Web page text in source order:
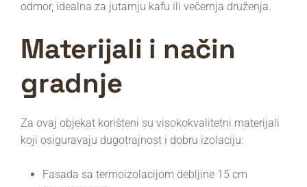
odmor, idealna za jutarnju kafu ili večernja druženja.
Materijali i način
gradnje
Za ovaj objekat korišteni su visokokvalitetni materijali
koji osiguravaju dugotrajnost i dobru izolaciju:
Fasada sa termoizolacijom debljine 15 cm